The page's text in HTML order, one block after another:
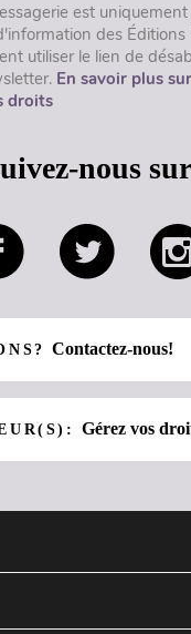
est
des Éditions
utiliser le lien de
En savoir plus
droits
nous sur
Contactez-nous!
Gérez vos